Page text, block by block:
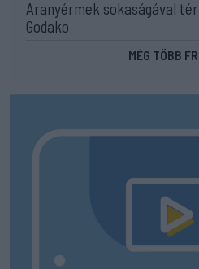
Aranyérmek sokaságával
Godako
MÉG TÖBB